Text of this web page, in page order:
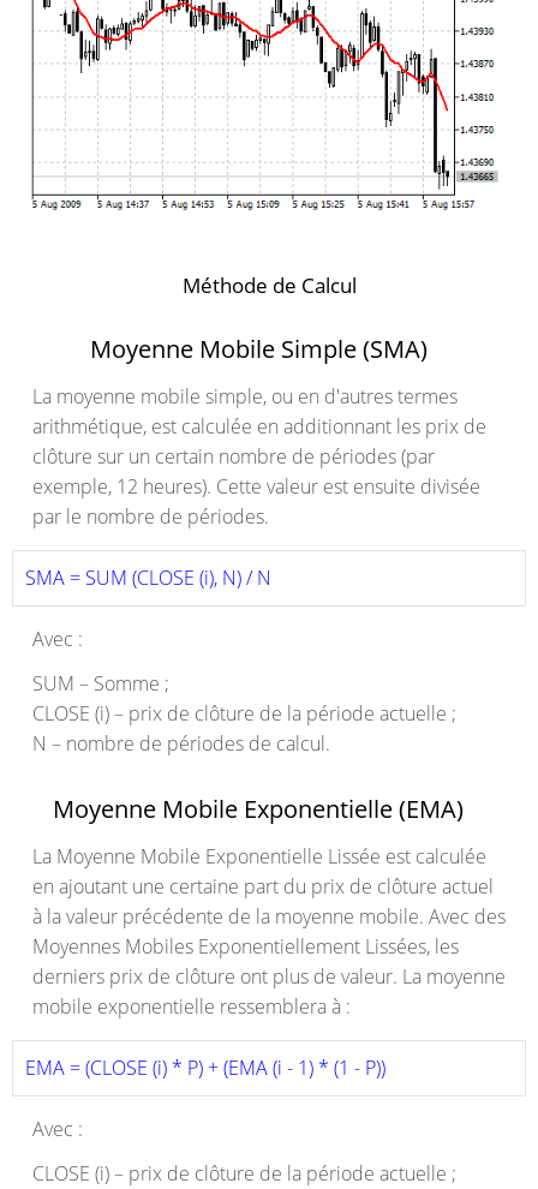
Méthode de Calcul
Moyenne Mobile Simple (SMA)
La moyenne mobile simple, ou en d'autres termes
arithmétique, est calculée en additionnant les prix de
clôture sur un certain nombre de périodes (par
exemple, 12 heures). Cette valeur est ensuite divisée
par le nombre de périodes.
SMA = SUM (CLOSE (i), N) / N
Avec :
SUM – Somme ;
CLOSE (i) – prix de clôture de la période actuelle ;
N – nombre de périodes de calcul.
Moyenne Mobile Exponentielle (EMA)
La Moyenne Mobile Exponentielle Lissée est calculée
en ajoutant une certaine part du prix de clôture actuel
à la valeur précédente de la moyenne mobile. Avec des
Moyennes Mobiles Exponentiellement Lissées, les
derniers prix de clôture ont plus de valeur. La moyenne
mobile exponentielle ressemblera à :
EMA = (CLOSE (i) * P) + (EMA (i - 1) * (1 - P))
Avec :
CLOSE (i) – prix de clôture de la période actuelle ;